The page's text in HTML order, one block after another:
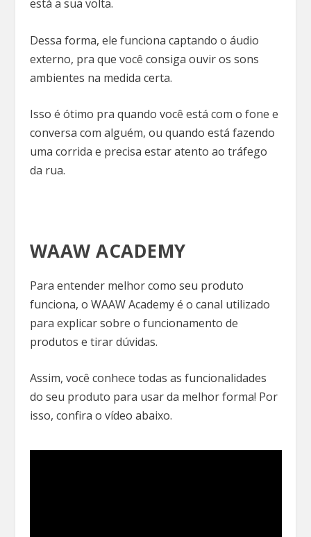
está a sua volta.
Dessa forma, ele funciona captando o áudio
externo, pra que você consiga ouvir os sons
ambientes na medida certa.
Isso é ótimo pra quando você está com o fone e
conversa com alguém, ou quando está fazendo
uma corrida e precisa estar atento ao tráfego
da rua.
WAAW ACADEMY
Para entender melhor como seu produto
funciona, o WAAW Academy é o canal utilizado
para explicar sobre o funcionamento de
produtos e tirar dúvidas.
Assim, você conhece todas as funcionalidades
do seu produto para usar da melhor forma! Por
isso, confira o vídeo abaixo.